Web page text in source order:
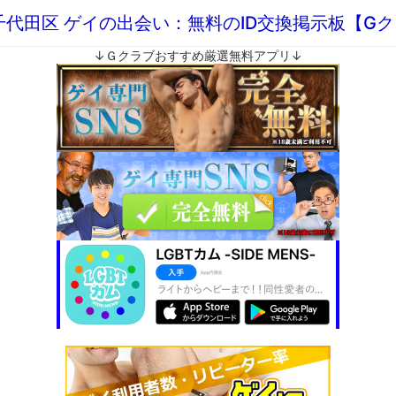
代田区 ゲイの出会い：無料のID交換掲示板【G
↓Ｇクラブおすすめ厳選無料アプリ↓